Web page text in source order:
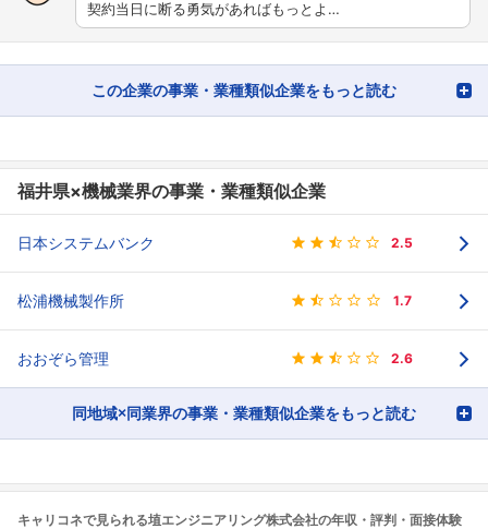
契約当日に断る勇気があればもっとよ…
この企業の事業・業種類似企業をもっと読む
福井県×機械業界の事業・業種類似企業
日本システムバンク 2.5
松浦機械製作所 1.7
おおぞら管理 2.6
同地域×同業界の事業・業種類似企業をもっと読む
キャリコネで見られる埴エンジニアリング株式会社の年収・評判・面接体験